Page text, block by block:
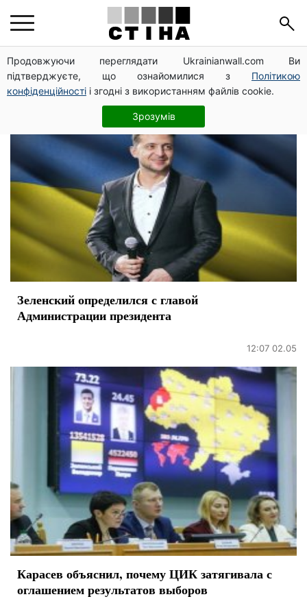
Продовжуючи переглядати Ukrainianwall.com Ви
підтверджуєте, що ознайомилися з Політикою
конфіденційності і згодні з використанням файлів cookie.
Зрозумів
Зеленский президент
Зеленский определился с главой
Администрации президента
12:07 02.05
Карасев объяснил, почему ЦИК затягивала с
оглашением результатов выборов